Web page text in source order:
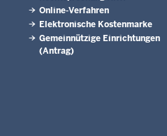
Online-Verfahren
Elektronische Kostenmarke
Gemeinnützige Einrichtungen
(Antrag)